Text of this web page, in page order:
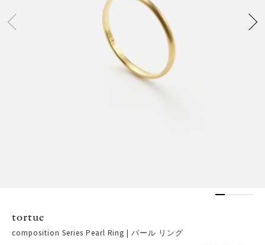
tortue
composition Series Pearl Ring | パール リング